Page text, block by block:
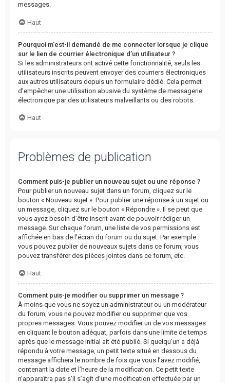
messages.
Haut
Pourquoi m’est-il demandé de me connecter lorsque je clique
sur le lien de courrier électronique d’un utilisateur ?
Si les administrateurs ont activé cette fonctionnalité, seuls les
utilisateurs inscrits peuvent envoyer des courriers électroniques
aux autres utilisateurs depuis un formulaire dédié. Cela permet
d’empêcher une utilisation abusive du système de messagerie
électronique par des utilisateurs malveillants ou des robots.
Haut
Problèmes de publication
Comment puis-je publier un nouveau sujet ou une réponse ?
Pour publier un nouveau sujet dans un forum, cliquez sur le
bouton « Nouveau sujet ». Pour publier une réponse à un sujet ou
un message, cliquez sur le bouton « Répondre ». Il se peut que
vous ayez besoin d’être inscrit avant de pouvoir rédiger un
message. Sur chaque forum, une liste de vos permissions est
affichée en bas de l’écran du forum ou du sujet. Par exemple :
vous pouvez publier de nouveaux sujets dans ce forum, vous
pouvez transférer des pièces jointes dans ce forum, etc.
Haut
Comment puis-je modifier ou supprimer un message ?
À moins que vous ne soyez un administrateur ou un modérateur
du forum, vous ne pouvez modifier ou supprimer que vos
propres messages. Vous pouvez modifier un de vos messages
en cliquant le bouton adéquat, parfois dans une limite de temps
après que le message initial ait été publié. Si quelqu’un a déjà
répondu à votre message, un petit texte situé en dessous du
message affichera le nombre de fois que vous l’avez modifié,
contenant la date et l’heure de la modification. Ce petit texte
n’apparaîtra pas s’il s’agit d’une modification effectuée par un